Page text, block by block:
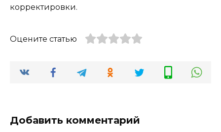
корректировки.
Оцените статью
Добавить комментарий